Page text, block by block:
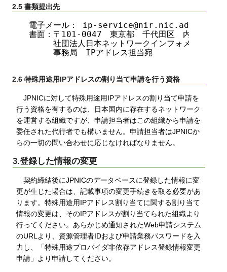
2.5 書類提出先
電子メール： ip-service@nir.nic.ad.jp
書面：〒101-0047　東京都　千代田区　内神田2-
社団法人日本ネットワークインフォメーション
事務局　IPアドレス担当宛
2.6 特殊用途用IPアドレスの割り当て申請を行う資格
JPNICに対して特殊用途用IPアドレスの割り当て申請を
行う資格を有するのは、日本国内に存在するネットワーク
を運営する組織ですが、申請担当者はこの組織から申請を
委任された代行者でも構いません。申請担当者はJPNICか
らの一切の問い合わせに応じなければなりません。
3.登録した情報の変更
契約締結後にJPNICのデータベースに登録した情報に変
更が生じた場合は、記載事項の変更手続きを取る必要があ
ります。特殊用途用IPアドレス割り当てに関する割り当て
情報の変更は、そのIPアドレスが割り当てられた組織より
行ってください。あらかじめ通知されたWeb申請システム
のURLより、資源管理者IDおよび申請業務パスワードを入
力し、「特殊用途プロバイダ非依存アドレス登録情報変更
申請」より申請してください。